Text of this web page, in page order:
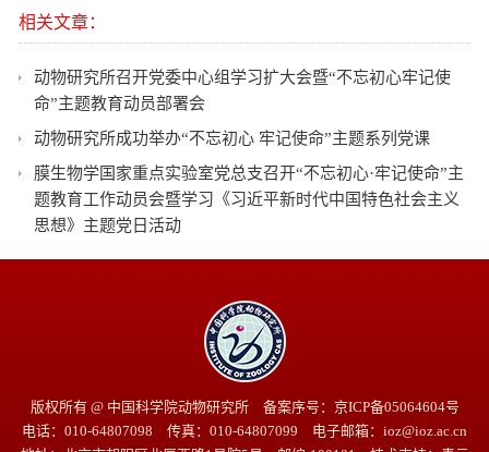
相关文章：
动物研究所召开党委中心组学习扩大会暨“不忘初心牢记使
命”主题教育动员部署会
动物研究所成功举办“不忘初心 牢记使命”主题系列党课
膜生物学国家重点实验室党总支召开“不忘初心·牢记使命”主
题教育工作动员会暨学习《习近平新时代中国特色社会主义
思想》主题党日活动
版权所有 @ 中国科学院动物研究所 备案序号：京ICP备05064604号
电话：010-64807098 传真：010-64807099 电子邮箱：ioz@ioz.ac.cn